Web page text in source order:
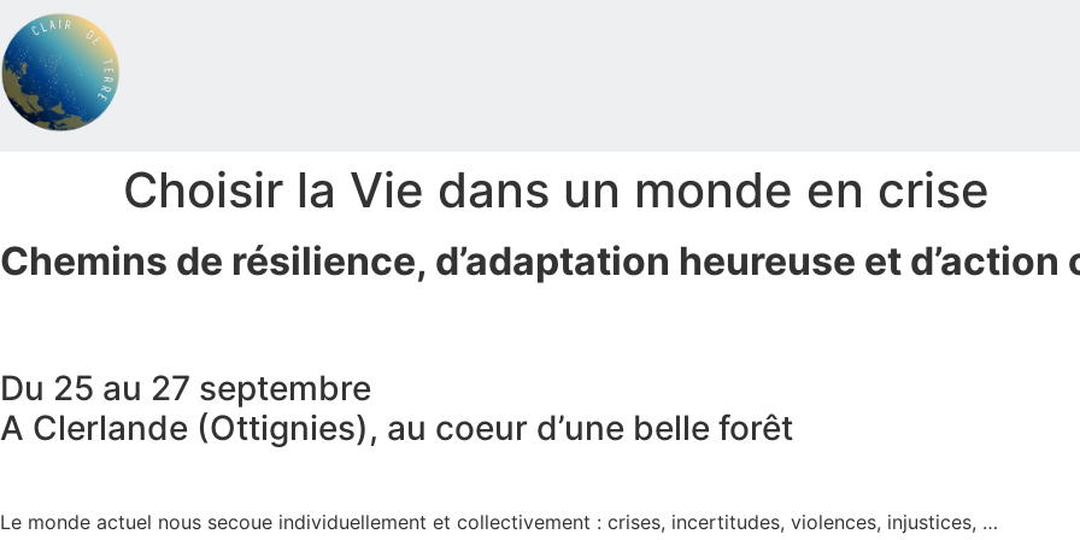
Choisir la Vie dans un monde en crise
Chemins de résilience, d’adaptation heureuse et
Du 25 au 27 septembre
A Clerlande (Ottignies), au coeur d’une belle forêt
Le monde actuel nous secoue individuellement et collectivement : crises, incertitudes, violences, injustices, …